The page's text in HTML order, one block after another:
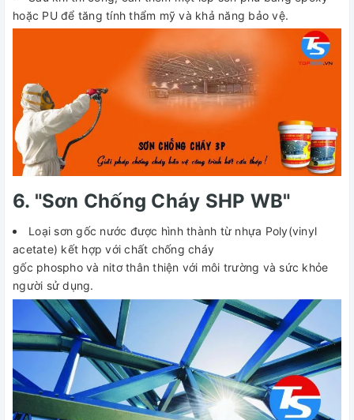
hoặc PU để tăng tính thẩm mỹ và khả năng bảo vệ.
6. "Sơn Chống Cháy SHP WB"
Loại sơn gốc nước được hình thành từ nhựa Poly(vinyl
acetate) kết hợp với chất chống cháy
gốc phospho và nitơ thân thiện với môi trường và sức khỏe
người sử dụng.